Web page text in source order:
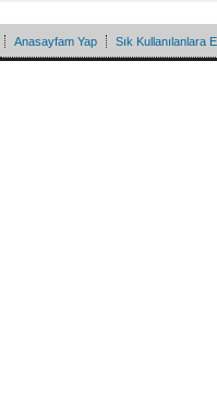
Anasayfam Yap Sık Kullanılanlara